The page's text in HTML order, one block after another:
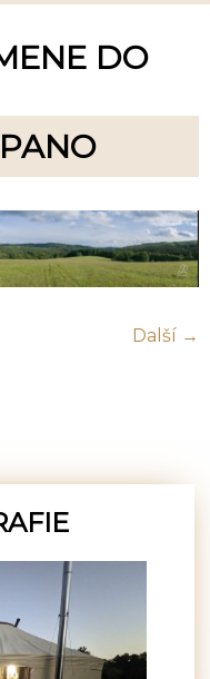
DO
Další →